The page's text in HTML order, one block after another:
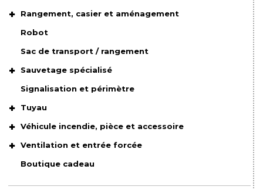
Rangement, casier et aménagement
Robot
Sac de transport / rangement
Sauvetage spécialisé
Signalisation et périmètre
Tuyau
Véhicule incendie, pièce et accessoire
Ventilation et entrée forcée
Boutique cadeau